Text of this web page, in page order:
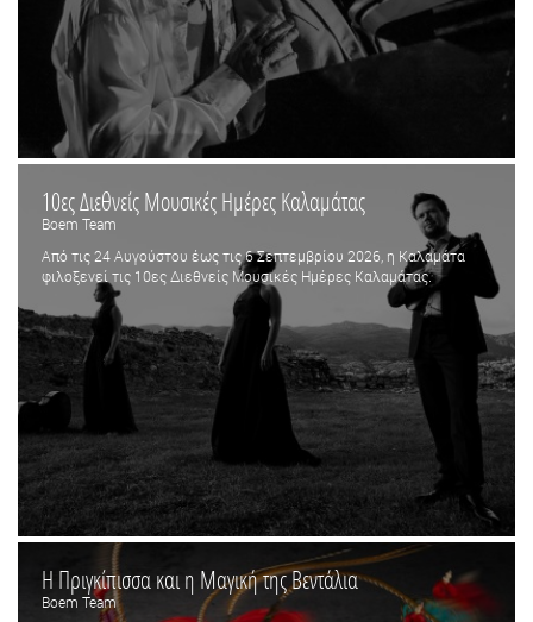
10ες Διεθνείς Μουσικές Ημέρες Καλαμάτας
Boem Team
Από τις 24 Αυγούστου έως τις 6 Σεπτεμβρίου 2026, η Καλαμάτα
φιλοξενεί τις 10ες Διεθνείς Μουσικές Ημέρες Καλαμάτας.
Η Πριγκίπισσα και η Μαγική της Βεντάλια
Boem Team